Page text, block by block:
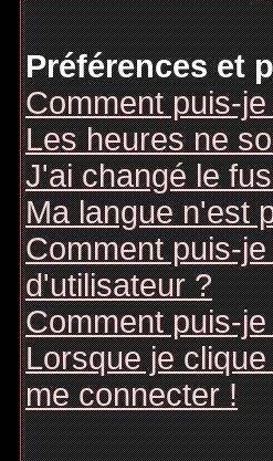
Préférences et
Comment puis-
Les heures ne
J'ai changé le
Ma langue n'est
Comment puis-
d'utilisateur ?
Comment puis-
Lorsque je
me connecter !